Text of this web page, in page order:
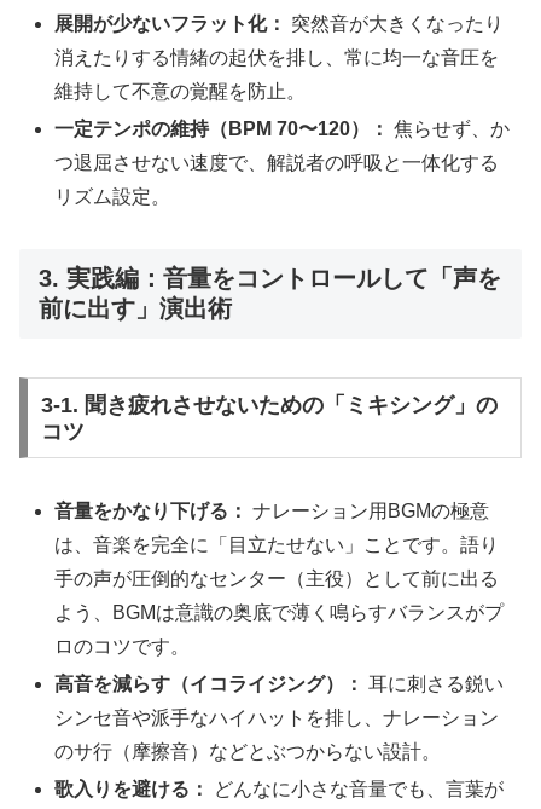
展開が少ないフラット化：
突然音が大きくなったり
消えたりする情緒の起伏を排し、常に均一な音圧を
維持して不意の覚醒を防止。
一定テンポの維持（BPM 70〜120）： 焦らせず、か
つ退屈させない速度で、解説者の呼吸と一体化する
リズム設定。
3. 実践編：音量をコントロールして「声を
前に出す」演出術
3-1. 聞き疲れさせないための「ミキシング」の
コツ
音量をかなり下げる： ナレーション用BGMの極意
は、音楽を完全に「目立たせない」ことです。語り
手の声が圧倒的なセンター（主役）として前に出る
よう、BGMは意識の奥底で薄く鳴らすバランスがプ
ロのコツです。
高音を減らす（イコライジング）： 耳に刺さる鋭い
シンセ音や派手なハイハットを排し、ナレーション
のサ行（摩擦音）などとぶつからない設計。
歌入りを避ける：
どんなに小さな音量でも、言葉が